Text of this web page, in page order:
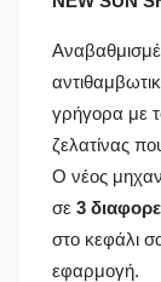
γρήγορα με
ζελατίνας
Ο νέος
σε 3
στο κεφάλι
εφαρμογή.